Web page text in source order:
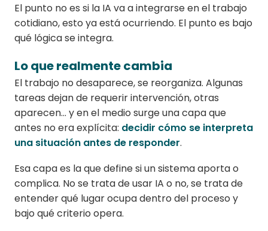
El punto no es si la IA va a integrarse en el trabajo
cotidiano, esto ya está ocurriendo. El punto es bajo
qué lógica se integra.
Lo que realmente cambia
El trabajo no desaparece, se reorganiza. Algunas
tareas dejan de requerir intervención, otras
aparecen... y en el medio surge una capa que
antes no era explícita: decidir cómo se interpreta
una situación antes de responder.
Esa capa es la que define si un sistema aporta o
complica. No se trata de usar IA o no, se trata de
entender qué lugar ocupa dentro del proceso y
bajo qué criterio opera.